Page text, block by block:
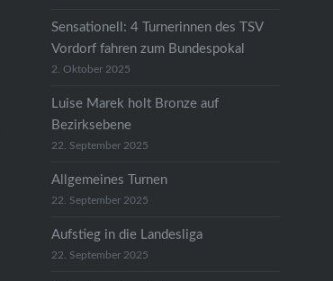
Sensationell: 4 Turnerinnen des TSV
Vordorf fahren zum Bundespokal
2. Oktober 2025
Luise Marek holt Bronze auf
Bezirksebene
22. September 2025
Allgemeines Turnen
22. September 2025
Aufstieg in die Landesliga
22. September 2025